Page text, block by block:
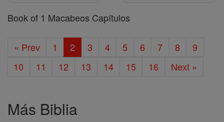
Book of 1 Macabeos Capítulos
« Prev 1 2 3 4 5 6 7 8
9
10
11 12 13 14 15 16 Next »
Más Biblia